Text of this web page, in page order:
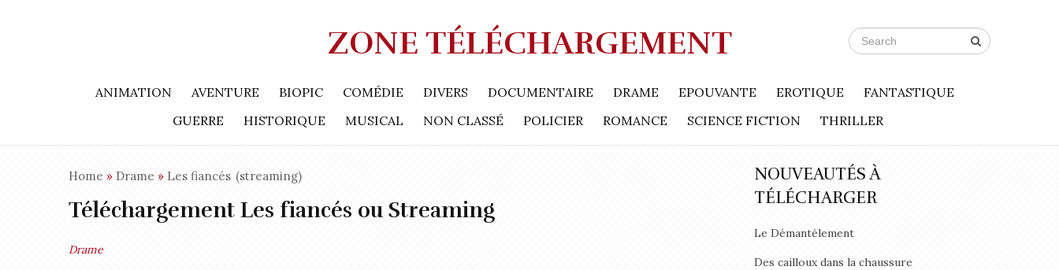
ZONE TÉLÉCHARGEMENT
ANIMATION AVENTURE BIOPIC COMÉDIE DIVERS DOCUMENTAIRE DRAME EPOUVANTE EROTIQUE
FANTASTIQUE
GUERRE
HISTORIQUE MUSICAL NON CLASSÉ POLICIER ROMANCE SCIENCE FICTION THRILLER
Home » Drame » Les fiancés (streaming)
Téléchargement Les fiancés ou Streaming
Drame
NOUVEAUTÉS À
TÉLÉCHARGER
Le Démantèlement
Des cailloux dans la chaussure